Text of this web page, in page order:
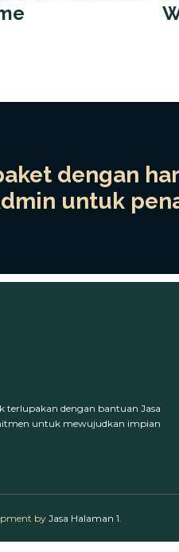
dengan
untuk
terlupakan dengan bantuan Jasa
untuk mewujudkan impian
by Jasa Halaman 1